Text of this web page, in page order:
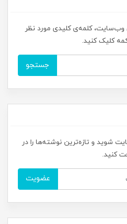
کلمه‌ی کلیدی مورد نظر
کلیک کنید.
جستجو
شوید و تازه‌ترین نوشته‌ها را در
کنید.
عضویت